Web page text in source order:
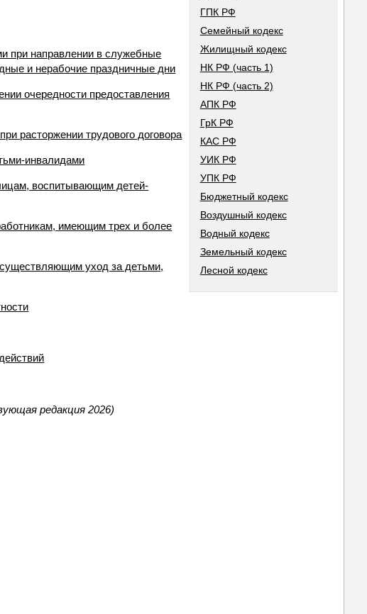
при направлении в служебные
и нерабочие праздничные дни
очередности предоставления
расторжении трудового договора
инвалидами
воспитывающим детей-
имеющим трех и более
уход за детьми,
редакция 2026)
ГПК РФ
Семейный кодекс
Жилищный кодекс
НК РФ (часть 1)
НК РФ (часть 2)
АПК РФ
ГрК РФ
КАС РФ
УИК РФ
УПК РФ
Бюджетный кодекс
Воздушный кодекс
Водный кодекс
Земельный кодекс
Лесной кодекс